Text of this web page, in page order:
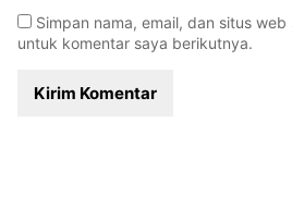
Simpan nama, email, dan situs
untuk komentar saya berikutnya.